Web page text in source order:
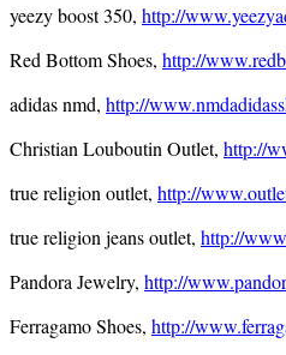
yeezy boost 350, http://
Red Bottom Shoes, http://
adidas nmd, http://
Christian Louboutin Outlet, http://
true religion outlet, http://
true religion jeans outlet, http://
Pandora Jewelry, http://
Ferragamo Shoes, http://